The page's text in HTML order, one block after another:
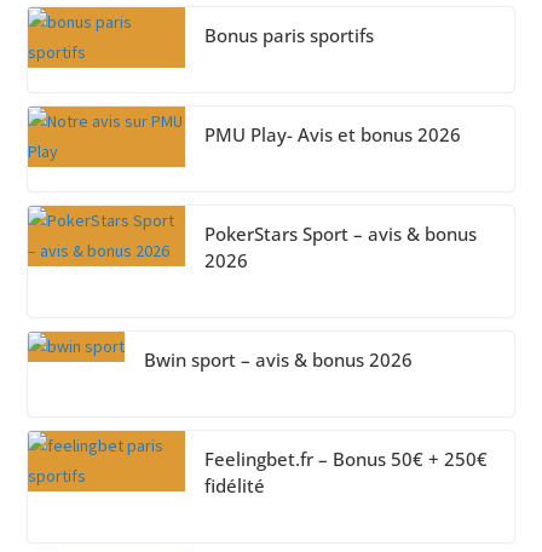
Bonus paris sportifs
PMU Play- Avis et bonus 2026
PokerStars Sport – avis & bonus
2026
Bwin sport – avis & bonus 2026
Feelingbet.fr – Bonus 50€ + 250€
fidélité